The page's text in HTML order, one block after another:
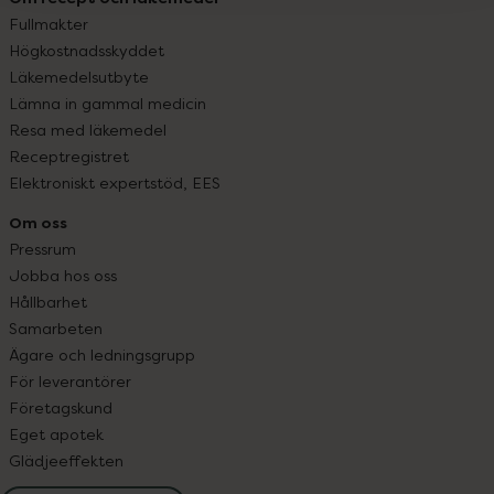
Fullmakter
Högkostnadsskyddet
Läkemedelsutbyte
Lämna in gammal medicin
Resa med läkemedel
Receptregistret
Elektroniskt expertstöd, EES
Om oss
Pressrum
Jobba hos oss
Hållbarhet
Samarbeten
Ägare och ledningsgrupp
För leverantörer
Företagskund
Eget apotek
Glädjeeffekten